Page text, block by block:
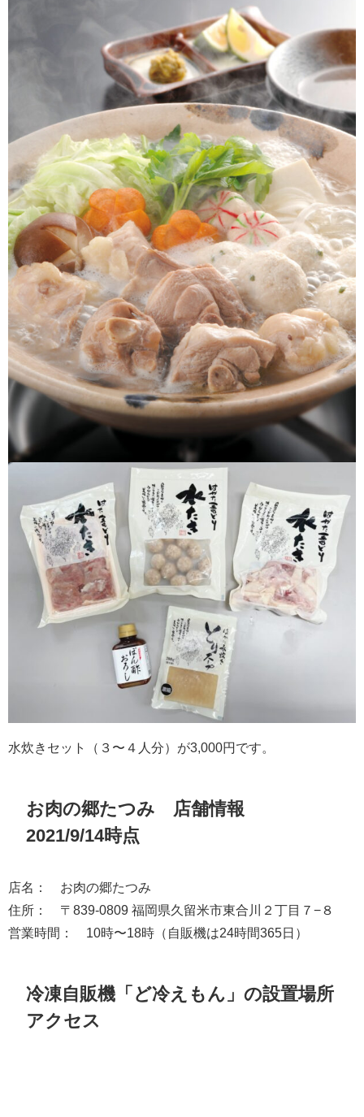
水炊きセット（３〜４人分）が3,000円です。
お肉の郷たつみ 店舗情報
2021/9/14時点
店名： お肉の郷たつみ
住所： 〒839-0809 福岡県久留米市東合川２丁目７−８
営業時間： 10時〜18時（自販機は24時間365日）
冷凍自販機「ど冷えもん」の設置場所
アクセス